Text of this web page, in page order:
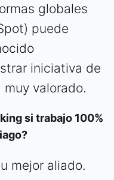
globales
puede
iniciativa de
valorado.
si trabajo 100%
mejor aliado.